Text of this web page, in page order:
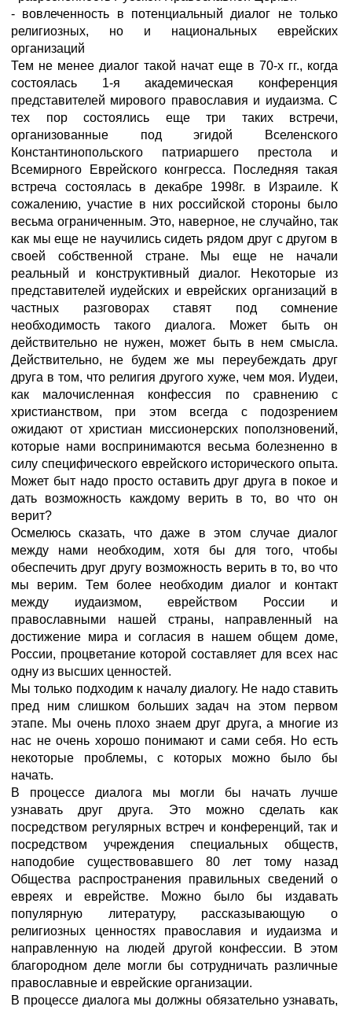
- вовлеченность в потенциальный диалог не только
религиозных, но и национальных еврейских
организаций
Тем не менее диалог такой начат еще в 70-х гг., когда
состоялась 1-я академическая конференция
представителей мирового православия и иудаизма. С
тех пор состоялись еще три таких встречи,
организованные под эгидой Вселенского
Константинопольского патриаршего престола и
Всемирного Еврейского конгресса. Последняя такая
встреча состоялась в декабре 1998г. в Израиле. К
сожалению, участие в них российской стороны было
весьма ограниченным. Это, наверное, не случайно, так
как мы еще не научились сидеть рядом друг с другом в
своей собственной стране. Мы еще не начали
реальный и конструктивный диалог. Некоторые из
представителей иудейских и еврейских организаций в
частных разговорах ставят под сомнение
необходимость такого диалога. Может быть он
действительно не нужен, может быть в нем смысла.
Действительно, не будем же мы переубеждать друг
друга в том, что религия другого хуже, чем моя. Иудеи,
как малочисленная конфессия по сравнению с
христианством, при этом всегда с подозрением
ожидают от христиан миссионерских поползновений,
которые нами воспринимаются весьма болезненно в
силу специфического еврейского исторического опыта.
Может быт надо просто оставить друг друга в покое и
дать возможность каждому верить в то, во что он
верит?
Осмелюсь сказать, что даже в этом случае диалог
между нами необходим, хотя бы для того, чтобы
обеспечить друг другу возможность верить в то, во что
мы верим. Тем более необходим диалог и контакт
между иудаизмом, еврейством России и
православными нашей страны, направленный на
достижение мира и согласия в нашем общем доме,
России, процветание которой составляет для всех нас
одну из высших ценностей.
Мы только подходим к началу диалогу. Не надо ставить
пред ним слишком больших задач на этом первом
этапе. Мы очень плохо знаем друг друга, а многие из
нас не очень хорошо понимают и сами себя. Но есть
некоторые проблемы, с которых можно было бы
начать.
В процессе диалога мы могли бы начать лучше
узнавать друг друга. Это можно сделать как
посредством регулярных встреч и конференций, так и
посредством учреждения специальных обществ,
наподобие существовавшего 80 лет тому назад
Общества распространения правильных сведений о
евреях и еврействе. Можно было бы издавать
популярную литературу, рассказывающую о
религиозных ценностях православия и иудаизма и
направленную на людей другой конфессии. В этом
благородном деле могли бы сотрудничать различные
православные и еврейские организации.
В процессе диалога мы должны обязательно узнавать,